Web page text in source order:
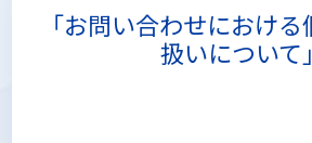
「お問い合わせにおけ
扱いについて」